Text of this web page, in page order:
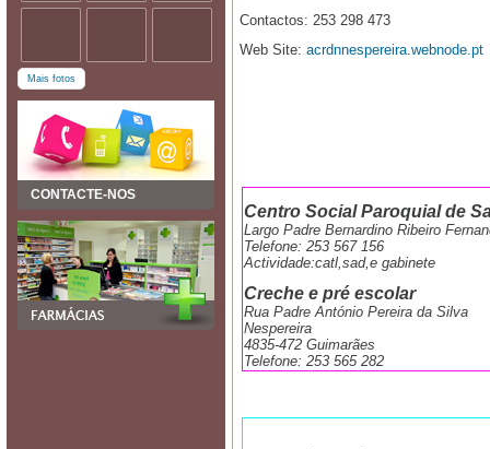
Mais fotos
CONTACTE-NOS
Contactos: 253 298 473
Web Site: acrdnnespereira.webnode.pt
Centro Social Paroquial de
Largo Padre Bernardino Ribeiro
Telefone: 253 567 156
Actividade:catl,sad,e gabinete
Creche e pré escolar
Rua Padre António Pereira da Silva
Nespereira
4835-472 Guimarães
Telefone: 253 565 282